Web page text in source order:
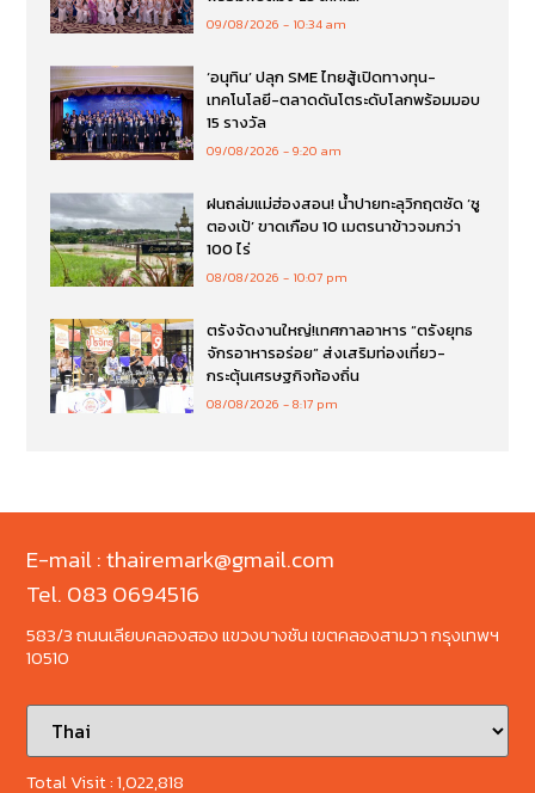
09/08/2026 10:34 am
‘อนุทิน’ ปลุก SME ไทยสู้เปิดทางทุน-
เทคโนโลยี-ตลาดดันโตระดับโลกพร้อมมอบ
15 รางวัล
09/08/2026 9:20 am
ฝนถล่มแม่ฮ่องสอน! น้ำปายทะลุวิกฤตซัด ‘ซู
ตองเป้’ ขาดเกือบ 10 เมตรนาข้าวจมกว่า
100 ไร่
08/08/2026 10:07 pm
ตรังจัดงานใหญ่!เทศกาลอาหาร “ตรังยุทธ
จักรอาหารอร่อย” ส่งเสริมท่องเที่ยว-
กระตุ้นเศรษฐกิจท้องถิ่น
08/08/2026 8:17 pm
E-mail : thairemark@gmail.com
Tel. 083 0694516
583/3 ถนนเลียบคลองสอง แขวงบางชัน เขตคลองสามวา กรุงเทพฯ
10510
Total Visit :1,022,818